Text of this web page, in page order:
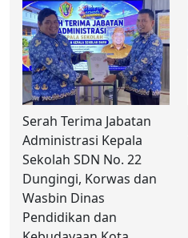
Serah Terima Jabatan
Administrasi Kepala
Sekolah SDN No. 22
Dungingi, Korwas dan
Wasbin Dinas
Pendidikan dan